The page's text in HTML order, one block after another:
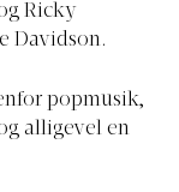
Ricky
Davidson.
popmusik,
alligevel en